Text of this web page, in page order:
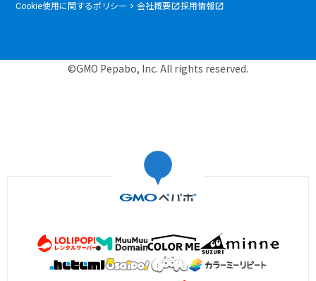
Cookie使用に関するポリシー
会社概要 採用情報
©GMO Pepabo, Inc. All rights reserved.